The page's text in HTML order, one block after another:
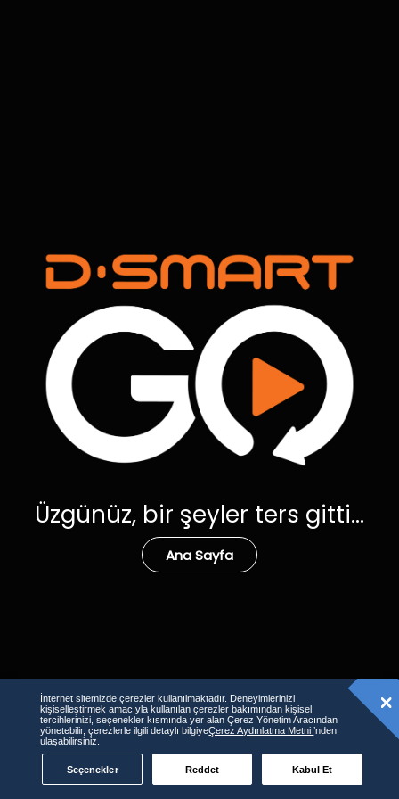
Üzgünüz, bir şeyler ters gitti...
Ana Sayfa
İnternet sitemizde çerezler kullanılmaktadır. Deneyimlerinizi
kişiselleştirmek amacıyla kullanılan çerezler bakımından kişisel
tercihlerinizi, seçenekler kısmında yer alan Çerez Yönetim Aracından
yönetebilir, çerezlerle ilgili detaylı bilgiyeÇerez Aydınlatma Metni’nden
ulaşabilirsiniz.
Seçenekler Reddet Kabul Et